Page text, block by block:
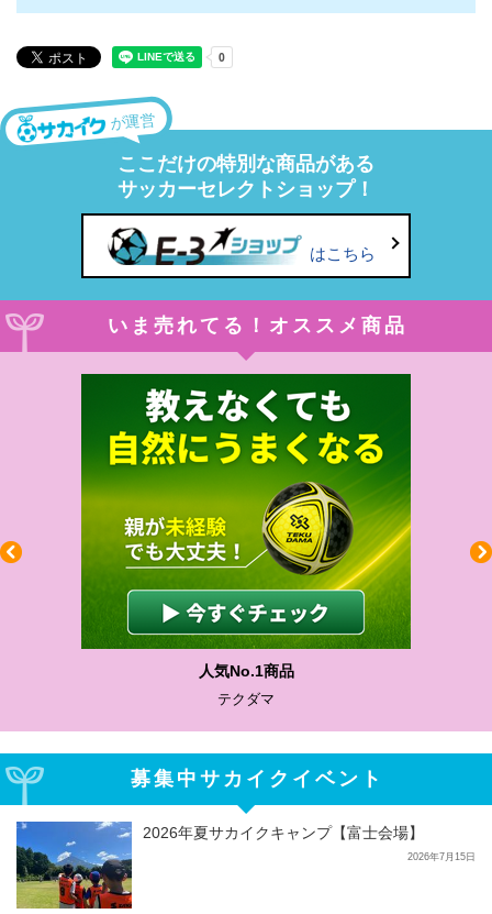
が運営
ここだけの特別な商品がある
サッカーセレクトショップ！
はこちら
いま売れてる！オススメ商品
人気No.1商品
テクダマ
募集中サカイクイベント
2026年夏サカイクキャンプ【富士会場】
2026年7月15日